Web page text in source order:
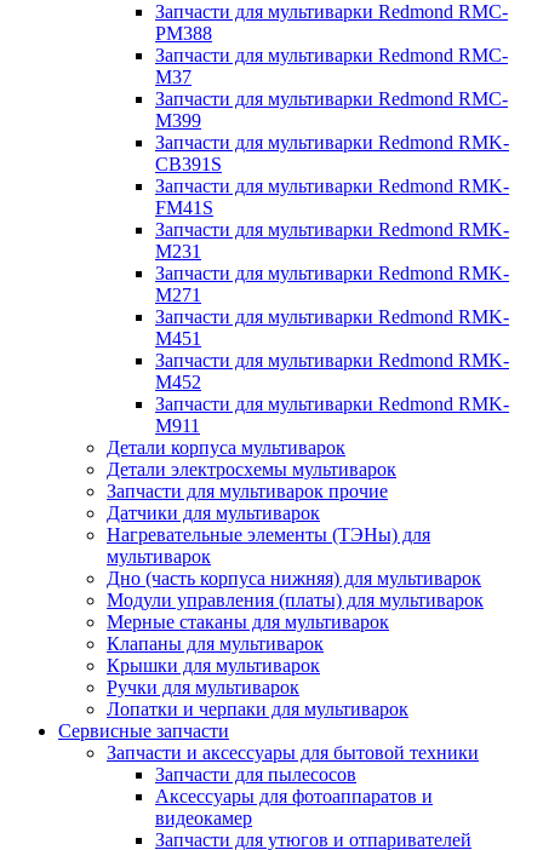
Запчасти для мультиварки Redmond RMC-
PM388
Запчасти для мультиварки Redmond RMC-
M37
Запчасти для мультиварки Redmond RMC-
M399
Запчасти для мультиварки Redmond RMK-
CB391S
Запчасти для мультиварки Redmond RMK-
FM41S
Запчасти для мультиварки Redmond RMK-
M231
Запчасти для мультиварки Redmond RMK-
M271
Запчасти для мультиварки Redmond RMK-
M451
Запчасти для мультиварки Redmond RMK-
M452
Запчасти для мультиварки Redmond RMK-
M911
Детали корпуса мультиварок
Детали электросхемы мультиварок
Запчасти для мультиварок прочие
Датчики для мультиварок
Нагревательные элементы (ТЭНы) для
мультиварок
Дно (часть корпуса нижняя) для мультиварок
Модули управления (платы) для мультиварок
Мерные стаканы для мультиварок
Клапаны для мультиварок
Крышки для мультиварок
Ручки для мультиварок
Лопатки и черпаки для мультиварок
Сервисные запчасти
Запчасти и аксессуары для бытовой техники
Запчасти для пылесосов
Аксессуары для фотоаппаратов и
видеокамер
Запчасти для утюгов и отпаривателей